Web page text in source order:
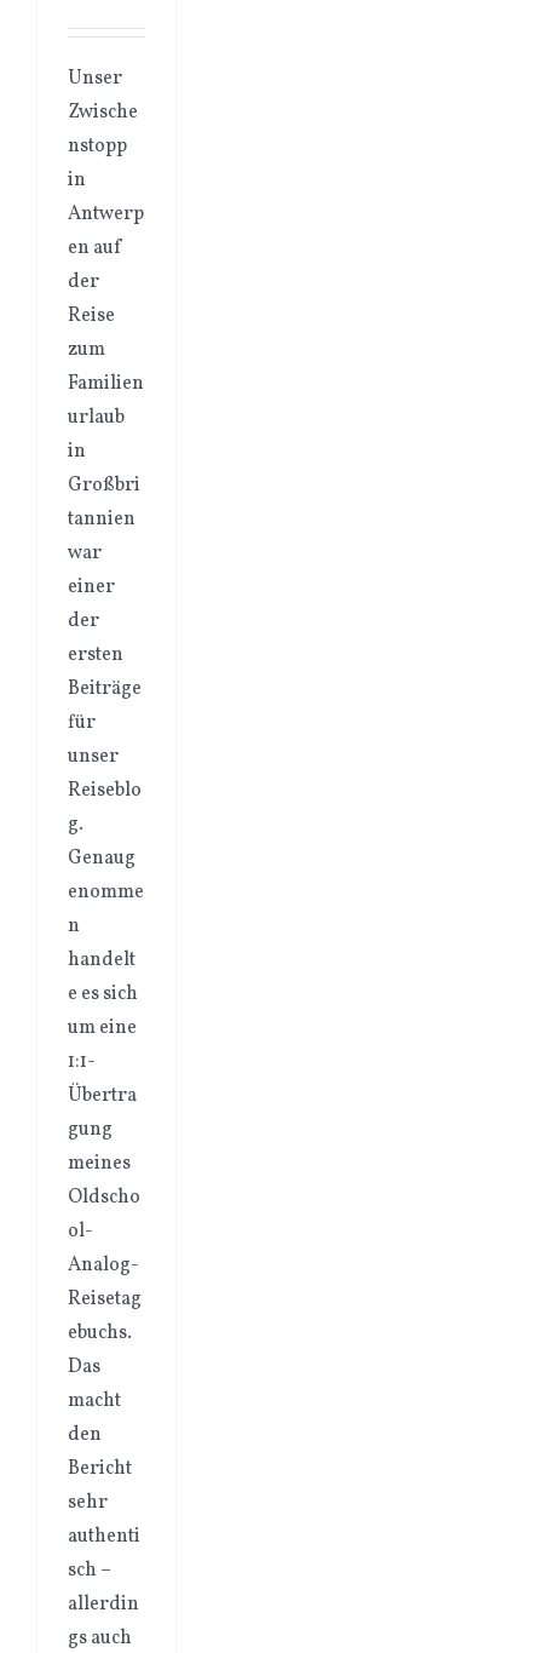
Unser
Zwische
nstopp
in
Antwerp
en auf
der
Reise
zum
Familien
urlaub
in
Großbri
tannien
war
einer
der
ersten
Beiträge
für
unser
Reiseblo
g.
Genaug
enomme
n
handelt
e es sich
um eine
1:1-
Übertra
gung
meines
Oldscho
ol-
Analog-
Reisetag
ebuchs.
Das
macht
den
Bericht
sehr
authenti
sch –
allerdin
gs auch